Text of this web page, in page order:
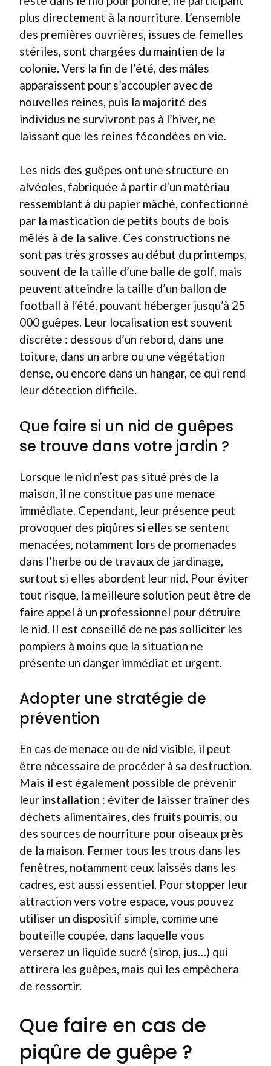
plus directement à la nourriture. L’ensemble
des premières ouvrières, issues de femelles
stériles, sont chargées du maintien de la
colonie. Vers la fin de l’été, des mâles
apparaissent pour s’accoupler avec de
nouvelles reines, puis la majorité des
individus ne survivront pas à l’hiver, ne
laissant que les reines fécondées en vie.
Les nids des guêpes ont une structure en
alvéoles, fabriquée à partir d’un matériau
ressemblant à du papier mâché, confectionné
par la mastication de petits bouts de bois
mêlés à de la salive. Ces constructions ne
sont pas très grosses au début du printemps,
souvent de la taille d’une balle de golf, mais
peuvent atteindre la taille d’un ballon de
football à l’été, pouvant héberger jusqu’à 25
000 guêpes. Leur localisation est souvent
discrète : dessous d’un rebord, dans une
toiture, dans un arbre ou une végétation
dense, ou encore dans un hangar, ce qui rend
leur détection difficile.
Que faire si un nid de guêpes
se trouve dans votre jardin ?
Lorsque le nid n’est pas situé près de la
maison, il ne constitue pas une menace
immédiate. Cependant, leur présence peut
provoquer des piqûres si elles se sentent
menacées, notamment lors de promenades
dans l’herbe ou de travaux de jardinage,
surtout si elles abordent leur nid. Pour éviter
tout risque, la meilleure solution peut être de
faire appel à un professionnel pour détruire
le nid. Il est conseillé de ne pas solliciter les
pompiers à moins que la situation ne
présente un danger immédiat et urgent.
Adopter une stratégie de
prévention
En cas de menace ou de nid visible, il peut
être nécessaire de procéder à sa destruction.
Mais il est également possible de prévenir
leur installation : éviter de laisser traîner des
déchets alimentaires, des fruits pourris, ou
des sources de nourriture pour oiseaux près
de la maison. Fermer tous les trous dans les
fenêtres, notamment ceux laissés dans les
cadres, est aussi essentiel. Pour stopper leur
attraction vers votre espace, vous pouvez
utiliser un dispositif simple, comme une
bouteille coupée, dans laquelle vous
verserez un liquide sucré (sirop, jus…) qui
attirera les guêpes, mais qui les empêchera
de ressortir.
Que faire en cas de
piqûre de guêpe ?